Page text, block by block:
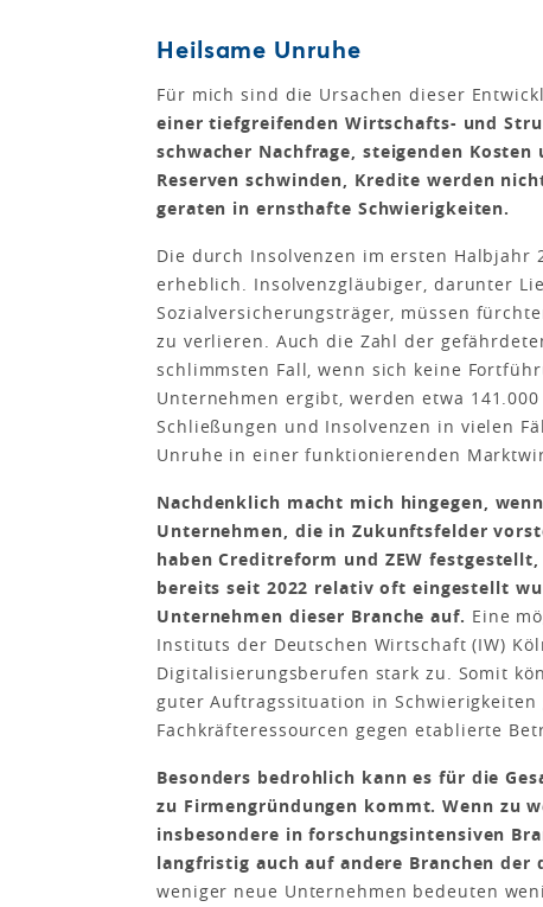
Heilsame Unruhe
Für mich sind die Ursachen dieser
einer tiefgreifenden Wirtschafts- und
schwacher Nachfrage, steigenden
Reserven schwinden, Kredite werden
geraten in ernsthafte Schwierigkeiten.
Die durch Insolvenzen im ersten Halbjahr
erheblich. Insolvenzgläubiger, da­runter
Sozialversicherungsträger, müssen
zu verlieren. Auch die Zahl der
schlimmsten Fall, wenn sich keine
Unternehmen ergibt, werden etwa
Schließungen und Insolvenzen in vielen
Unruhe in einer funktionierenden
Nachdenklich macht mich hingegen,
Unternehmen, die in Zukunftsfelder
haben Creditreform und ZEW
bereits seit 2022 relativ oft eingestellt
Unternehmen dieser Branche auf. Eine
Instituts der Deutschen Wirtschaft (IW)
Digitalisierungsberufen stark zu. Somit
guter Auftragssituation in
Fachkräfteressourcen gegen etablierte
Besonders bedrohlich kann es für die
zu Firmengründungen kommt. Wenn zu
insbesondere in forschungsintensiven
langfristig auch auf andere Branchen
weniger neue Unternehmen bedeuten